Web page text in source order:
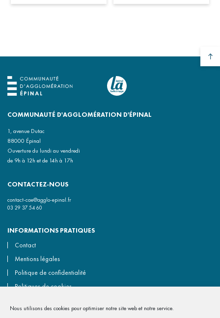
Nous utilisons des cookies pour optimiser notre site web et notre service.
COMMUNAUTÉ D'AGGLOMÉRATION D'ÉPINAL
1, avenue Dutac
88000 Épinal
Ouverture du lundi au vendredi
de 9h à 12h et de 14h à 17h
CONTACTEZ-NOUS
contact-cae@agglo-epinal.fr
03 29 37 54 60
INFORMATIONS PRATIQUES
Contact
Mentions légales
Politique de confidentialité
Politiques de cookies